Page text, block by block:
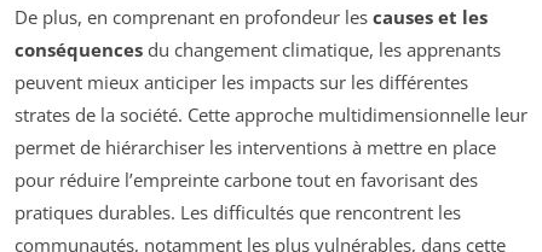
De plus, en comprenant en profondeur les causes et les
conséquences du changement climatique, les apprenants
peuvent mieux anticiper les impacts sur les différentes
strates de la société. Cette approche multidimensionnelle leur
permet de hiérarchiser les interventions à mettre en place
pour réduire l’empreinte carbone tout en favorisant des
pratiques durables. Les difficultés que rencontrent les
communautés, notamment les plus vulnérables, dans cette